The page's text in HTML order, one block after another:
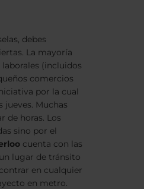
debes
La mayoría
(incluidos
comercios
por la cual
jueves. Muchas
de horas. Los
sino por el
cuenta con las
lugar de tránsito
en cualquier
en metro.